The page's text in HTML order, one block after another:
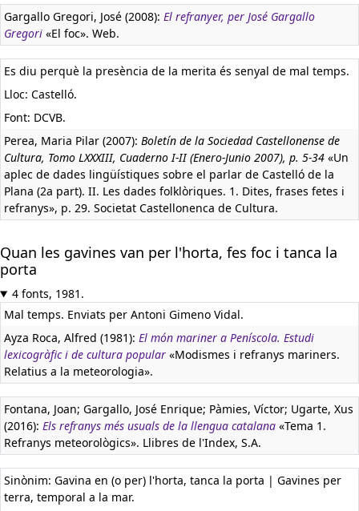
Gargallo Gregori, José (2008): El refranyer, per José Gargallo
Gregori «El foc». Web.
Es diu perquè la presència de la merita és senyal de mal temps.
Lloc: Castelló.
Font: DCVB.
Perea, Maria Pilar (2007): Boletín de la Sociedad Castellonense de
Cultura, Tomo LXXXIII, Cuaderno I-II (Enero-Junio 2007), p. 5-34 «Un
aplec de dades lingüístiques sobre el parlar de Castelló de la
Plana (2a part). II. Les dades folklòriques. 1. Dites, frases fetes i
refranys», p. 29. Societat Castellonenca de Cultura.
Quan les gavines van per l'horta, fes foc i tanca la
porta
4 fonts, 1981.
Mal temps. Enviats per Antoni Gimeno Vidal.
Ayza Roca, Alfred (1981): El món mariner a Peníscola. Estudi
lexicogràfic i de cultura popular «Modismes i refranys mariners.
Relatius a la meteorologia».
Fontana, Joan; Gargallo, José Enrique; Pàmies, Víctor; Ugarte, Xus
(2016): Els refranys més usuals de la llengua catalana «Tema 1.
Refranys meteorològics». Llibres de l'Index, S.A.
Sinònim: Gavina en (o per) l'horta, tanca la porta | Gavines per
terra, temporal a la mar.